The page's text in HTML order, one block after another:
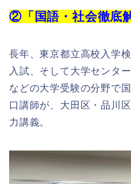
②「国語・社会徹底
長年、東京都立高校入学
入試、そして大学センタ
などの大学受験の分野で
口講師が、大田区・品川
力講義。